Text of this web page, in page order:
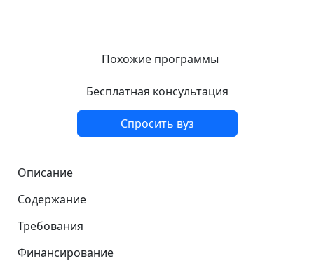
Похожие программы
Бесплатная консультация
Спросить вуз
Описание
Содержание
Требования
Финансирование